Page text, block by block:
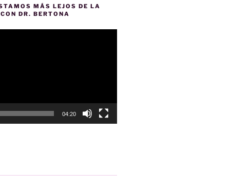
MÁS LEJOS DE LA
DR. BERTONA
04:20